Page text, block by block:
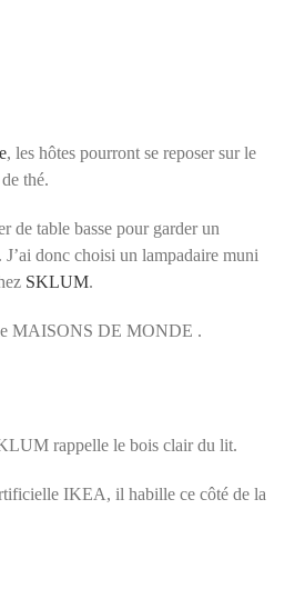
, les hôtes pourront se reposer sur le
thé.
de table basse pour garder un
J’ai donc choisi un lampadaire muni
SKLUM.
MAISONS DE MONDE .
rappelle le bois clair du lit.
IKEA, il habille ce côté de la